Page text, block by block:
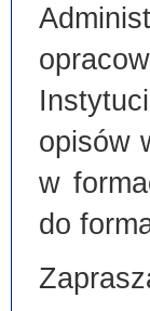
opisów
w
do